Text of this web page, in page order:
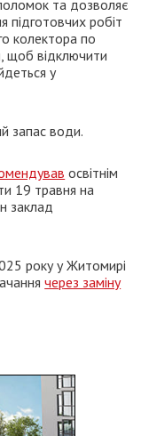
та дозволяє
підготовчих робіт
колектора по
щоб відключити
у
запас води.
освітнім
19 травня на
заклад
року у Житомирі
через заміну